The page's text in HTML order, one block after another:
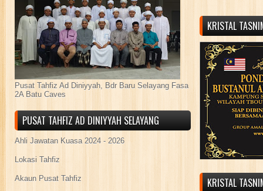
Pusat Tahfiz Ad Diniyyah, Bdr Baru Selayang Fasa
2A Batu Caves
PUSAT TAHFIZ AD DINIYYAH SELAYANG
Ahli Jawatan Kuasa 2024 - 2026
Lokasi Tahfiz
Akaun Pusat Tahfiz
KRISTAL
KRISTAL